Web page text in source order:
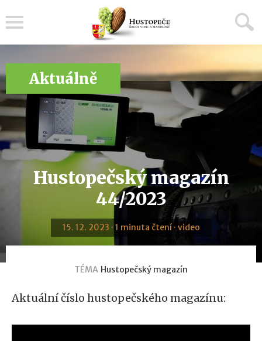
Aktuálně
Hustopečský magazín
44/2023
15. 12. 2023 · 1 minuta čtení · video
TÉMA Hustopečský magazín
Aktuální číslo hustopečského magazínu: